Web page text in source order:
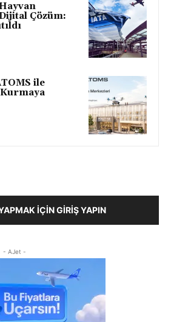
Dijital Çözüm:
ile
İÇIN GIRIŞ YAPIN
- AJet -